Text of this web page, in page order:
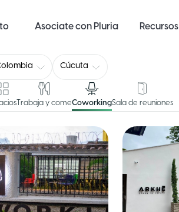
Asociate con Pluria Recursos
Cúcuta
Trabaja y comeCoworkingSala de reuniones